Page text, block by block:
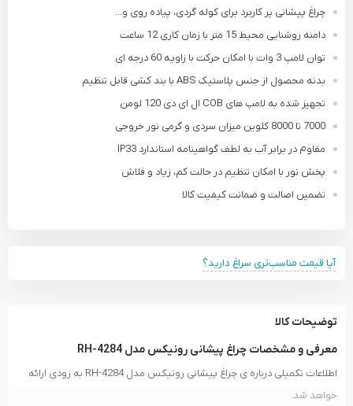
چراغ پیشانی پر کاربرد برای کوله گردی، پیاده روی و...
دامنه روشنایی محیط 15 متر با زمان کاری 12 ساعت
توان لامپ 3 وات با امکان حرکت با زاویه 60 درجه ای
بدنه محصول از جنس پلاستیک ABS با بند کشی قابل تنظیم
تجهیز شده به لامپ های COB ال ای دی 120 لومن
7000 تا 8000 کلوین میزان سردی و گرمی نور خروجی
مقاوم در برابر آب به لطف گواهینامه استاندارد IP33
پخش نور با امکان تنظیم در حالت کم، زیاد و فلاش
تضمین اصالت و ضمانت کیفیت کالا
آیا قیمت مناسب‌تری سراغ دارید؟
توضیحات کالا
معرفی و مشخصات چراغ پیشانی رونیکس مدل RH-4284
اطلاعات تکمیلی درباره ی چراغ پیشانی رونیکس مدل RH-4284 به زودی ارائه
خواهد شد.